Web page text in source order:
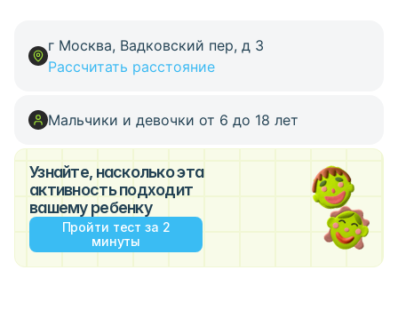
г Москва, Вадковский пер, д 3
Рассчитать расстояние
Мальчики и девочки от 6 до 18 лет
Узнайте, насколько эта
активность подходит
вашему ребенку
Пройти тест за 2
минуты